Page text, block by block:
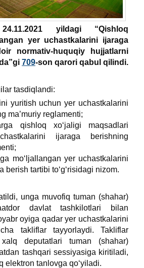
24.11.2021 yildagi “Qishloq
yer uchastkalarini ijaraga
normativ-huquqiy hujjatlarni
709-son qarori qabul qilindi.
tasdiqlandi:
yuritish uchun yer uchastkalarini
ma’muriy reglamenti;
qishloq хoʻjaligi maqsadlari
ijaraga berishning
moʻljallangan yer uchastkalarini
berish tartibi toʻgʻrisidagi nizom.
unga muvofiq tuman (shahar)
davlat tashkilotlari bilan
oyiga qadar yer uchastkalarini
takliflar tayyorlaydi. Takliflar
deputatlari tuman (shahar)
tashqari sessiyasiga kiritiladi,
elektron tanlovga qoʻyiladi.